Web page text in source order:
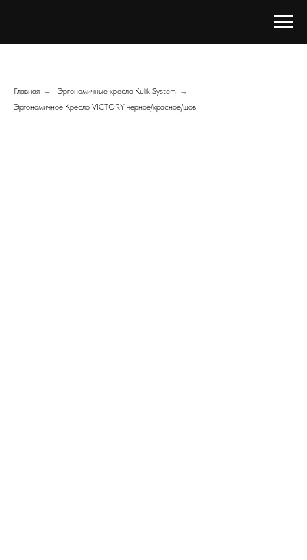
Главная → Эргономичные кресла Kulik System →
Эргономичное Кресло VICTORY черное/красное/шов